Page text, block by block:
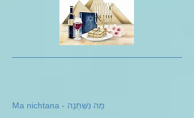
Ma nichtana - מַה נִּשְּׁתַּנָה